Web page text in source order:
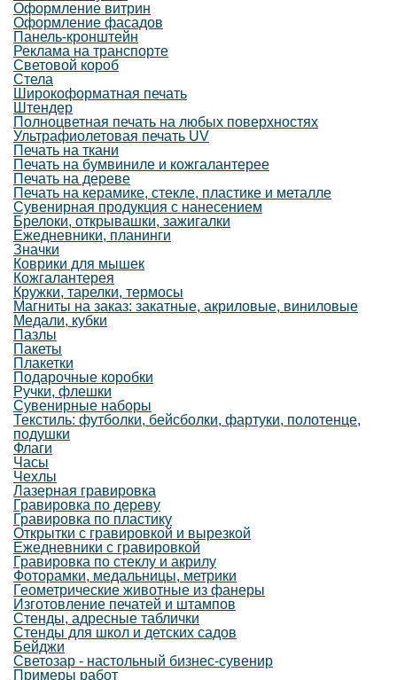
Оформление витрин
Оформление фасадов
Панель-кронштейн
Реклама на транспорте
Световой короб
Стела
Широкоформатная печать
Штендер
Полноцветная печать на любых поверхностях
Ультрафиолетовая печать UV
Печать на ткани
Печать на бумвиниле и кожгалантерее
Печать на дереве
Печать на керамике, стекле, пластике и металле
Сувенирная продукция с нанесением
Брелоки, открывашки, зажигалки
Ежедневники, планинги
Значки
Коврики для мышек
Кожгалантерея
Кружки, тарелки, термосы
Магниты на заказ: закатные, акриловые, виниловые
Медали, кубки
Пазлы
Пакеты
Плакетки
Подарочные коробки
Ручки, флешки
Сувенирные наборы
Текстиль: футболки, бейсболки, фартуки, полотенце,
подушки
Флаги
Часы
Чехлы
Лазерная гравировка
Гравировка по дереву
Гравировка по пластику
Открытки с гравировкой и вырезкой
Ежедневники с гравировкой
Гравировка по стеклу и акрилу
Фоторамки, медальницы, метрики
Геометрические животные из фанеры
Изготовление печатей и штампов
Стенды, адресные таблички
Стенды для школ и детских садов
Бейджи
Светозар - настольный бизнес-сувенир
Примеры работ